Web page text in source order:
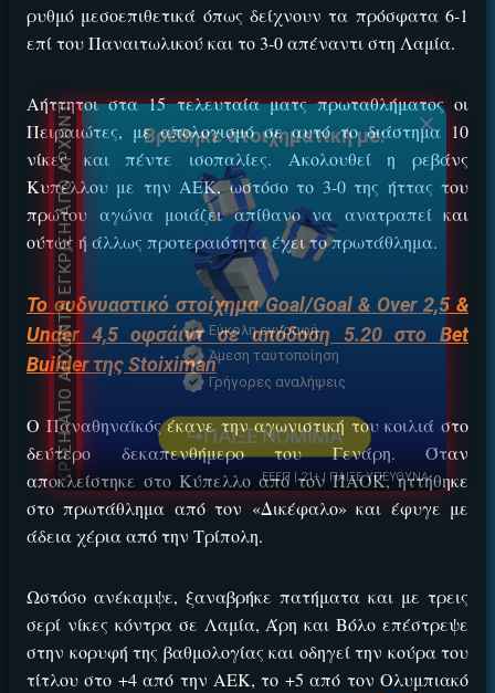
ρυθμό μεσοεπιθετικά όπως δείχνουν τα πρόσφατα 6-1
επί του Παναιτωλικού και το 3-0 απέναντι στη Λαμία.
Αήττητοι στα 15 τελευταία ματς πρωταθλήματος οι
Πειραιώτες, με απολογισμό σε αυτό το διάστημα 10
νίκες και πέντε ισοπαλίες. Ακολουθεί η ρεβάνς
Κυπέλλου με την ΑΕΚ, ωστόσο το 3-0 της ήττας του
πρώτου αγώνα μοιάζει απίθανο να ανατραπεί και
ούτως ή άλλως προτεραιότητα έχει το πρωτάθλημα.
Το συδνυαστικό στοίχημα Goal/Goal & Over 2,5 &
Under 4,5 οφσάιντ σε απόδοση 5.20 στο Bet
Builder της Stoiximan
Ο Παναθηναϊκός έκανε την αγωνιστική του κοιλιά στο
δεύτερο δεκαπενθήμερο του Γενάρη. Όταν
αποκλείστηκε στο Κύπελλο από τον ΠΑΟΚ, ηττήθηκε
στο πρωτάθλημα από τον «Δικέφαλο» και έφυγε με
άδεια χέρια από την Τρίπολη.
Ωστόσο ανέκαμψε, ξαναβρήκε πατήματα και με τρεις
σερί νίκες κόντρα σε Λαμία, Άρη και Βόλο επέστρεψε
στην κορυφή της βαθμολογίας και οδηγεί την κούρα του
τίτλου στο +4 από την ΑΕΚ, το +5 από τον Ολυμπιακό
ΕΓΚΡΙΣΗ ΑΠΟ ΑΡΧΟΝΤΑ ΕΓΚΡΙΣΗ ΑΠΟ ΑΡΧΟΝΤΑ
Βρέθηκε στοιχηματική με:
Εύκολη εγγραφή
Άμεση ταυτοποίηση
Γρήγορες αναλήψεις
↪ΠΑΙΞΕ ΝΟΜΙΜΑ
ΕΕΕΠ | 21+ | ΠΑΙΞΕ ΥΠΕΥΘΥΝΑ